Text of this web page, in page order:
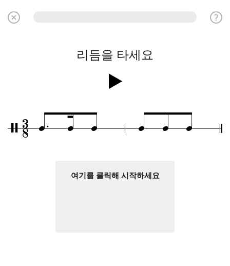
리듬을 타세요
/3
8 q. q q q q q
여기를 클릭해 시작하세요